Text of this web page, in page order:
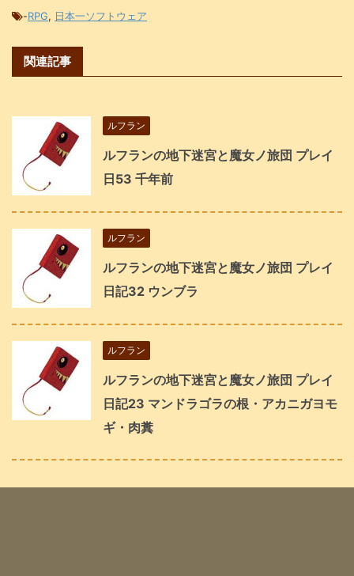
-RPG, 日本一ソフトウェア
関連記事
ルフラン
ルフランの地下迷宮と魔女ノ旅団 プレイ
日53 千年前
ルフラン
ルフランの地下迷宮と魔女ノ旅団 プレイ
日記32 ウンブラ
ルフラン
ルフランの地下迷宮と魔女ノ旅団 プレイ
日記23 マンドラゴラの根・アカニガヨモ
ギ・肉糞